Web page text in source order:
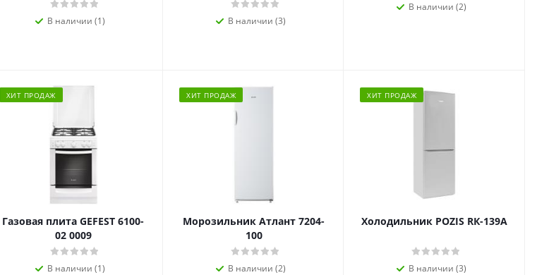
В наличии (1) В наличии (3)
В наличии (2)
ХИТ ПРОДАЖ
Газовая плита GEFEST 6100-
02 0009
В наличии (1)
ХИТ ПРОДАЖ
Морозильник Атлант 7204-
100
В наличии (2)
ХИТ ПРОДАЖ
Холодильник POZIS RК-139А
В наличии (3)